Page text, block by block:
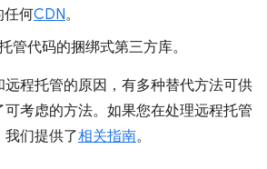
任何CDN。
管代码的捆绑式第三方库。
程托管的原因，有多种替代方法可供
考虑的方法。如果您在处理远程托管
我们提供了相关指南。